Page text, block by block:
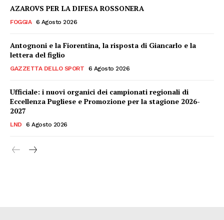
AZAROVS PER LA DIFESA ROSSONERA
FOGGIA 6 Agosto 2026
Antognoni e la Fiorentina, la risposta di Giancarlo e la
lettera del figlio
GAZZETTA DELLO SPORT 6 Agosto 2026
Ufficiale: i nuovi organici dei campionati regionali di
Eccellenza Pugliese e Promozione per la stagione 2026-
2027
LND 6 Agosto 2026